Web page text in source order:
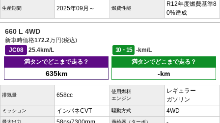
生産期間 2025年09月～ 燃費性能
R12年度燃費基準8
0%達成
660 L 4WD
新車時価格172.2万円(税込)
JC08
25.4km/L 10・15
-km/L
満タンでどこまで走る？
635km
満タンでどこまで走る？
-km
排気量 658cc
使用燃料
エンジン
レギュラー
ガソリン
ミッション インパネCVT 駆動方式 4WD
最大出力 過給器（ターボ）